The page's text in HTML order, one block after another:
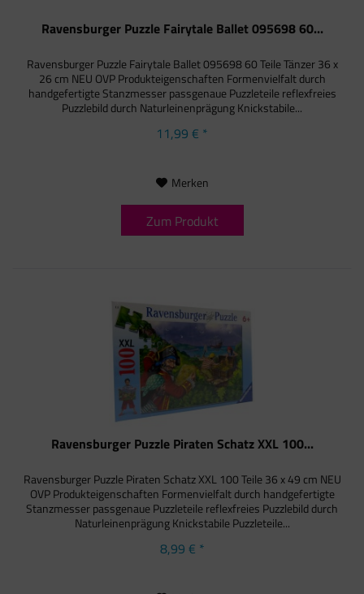
Ravensburger Puzzle Fairytale Ballet 095698 60...
Ravensburger Puzzle Fairytale Ballet 095698 60 Teile Tänzer 36 x
26 cm NEU OVP Produkteigenschaften Formenvielfalt durch
handgefertigte Stanzmesser passgenaue Puzzleteile reflexfreies
Puzzlebild durch Naturleinenprägung Knickstabile...
11,99 € *
Merken
Zum Produkt
Ravensburger Puzzle Piraten Schatz XXL 100...
Ravensburger Puzzle Piraten Schatz XXL 100 Teile 36 x 49 cm NEU
OVP Produkteigenschaften Formenvielfalt durch handgefertigte
Stanzmesser passgenaue Puzzleteile reflexfreies Puzzlebild durch
Naturleinenprägung Knickstabile Puzzleteile...
8,99 € *